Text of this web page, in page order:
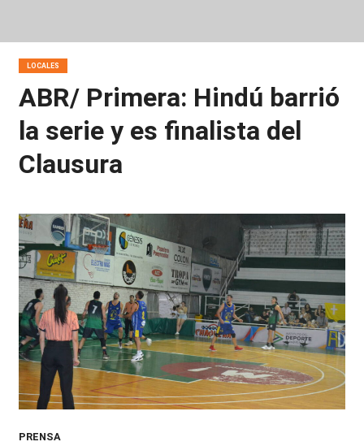
LOCALES
ABR/ Primera: Hindú barrió
la serie y es finalista del
Clausura
PRENSA